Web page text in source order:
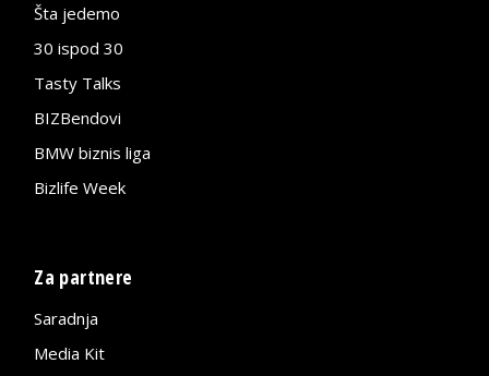
Šta jedemo
30 ispod 30
Tasty Talks
BIZBendovi
BMW biznis liga
Bizlife Week
Za partnere
Saradnja
Media Kit